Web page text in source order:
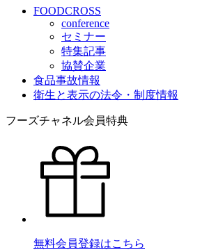
FOODCROSS
conference
セミナー
特集記事
協賛企業
食品事故情報
衛生と表示の法令・制度情報
フーズチャネル会員特典
無料会員登録はこちら